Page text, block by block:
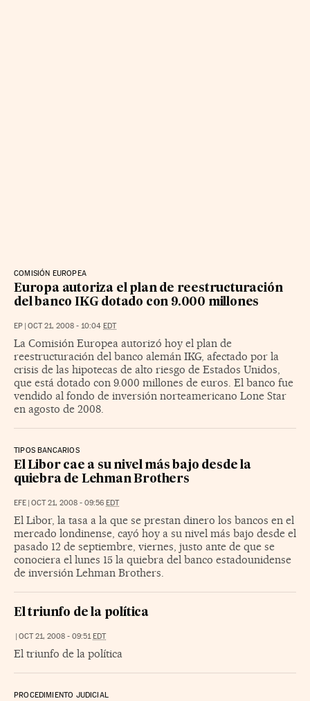
COMISIÓN EUROPEA
Europa autoriza el plan de reestructuración
del banco IKG dotado con 9.000 millones
EP | OCT 21, 2008 - 10:04 EDT
La Comisión Europea autorizó hoy el plan de
reestructuración del banco alemán IKG, afectado por la
crisis de las hipotecas de alto riesgo de Estados Unidos,
que está dotado con 9.000 millones de euros. El banco fue
vendido al fondo de inversión norteamericano Lone Star
en agosto de 2008.
TIPOS BANCARIOS
El Libor cae a su nivel más bajo desde la
quiebra de Lehman Brothers
EFE | OCT 21, 2008 - 09:56 EDT
El Libor, la tasa a la que se prestan dinero los bancos en el
mercado londinense, cayó hoy a su nivel más bajo desde el
pasado 12 de septiembre, viernes, justo ante de que se
conociera el lunes 15 la quiebra del banco estadounidense
de inversión Lehman Brothers.
El triunfo de la política
| OCT 21, 2008 - 09:51 EDT
El triunfo de la política
PROCEDIMIENTO JUDICIAL